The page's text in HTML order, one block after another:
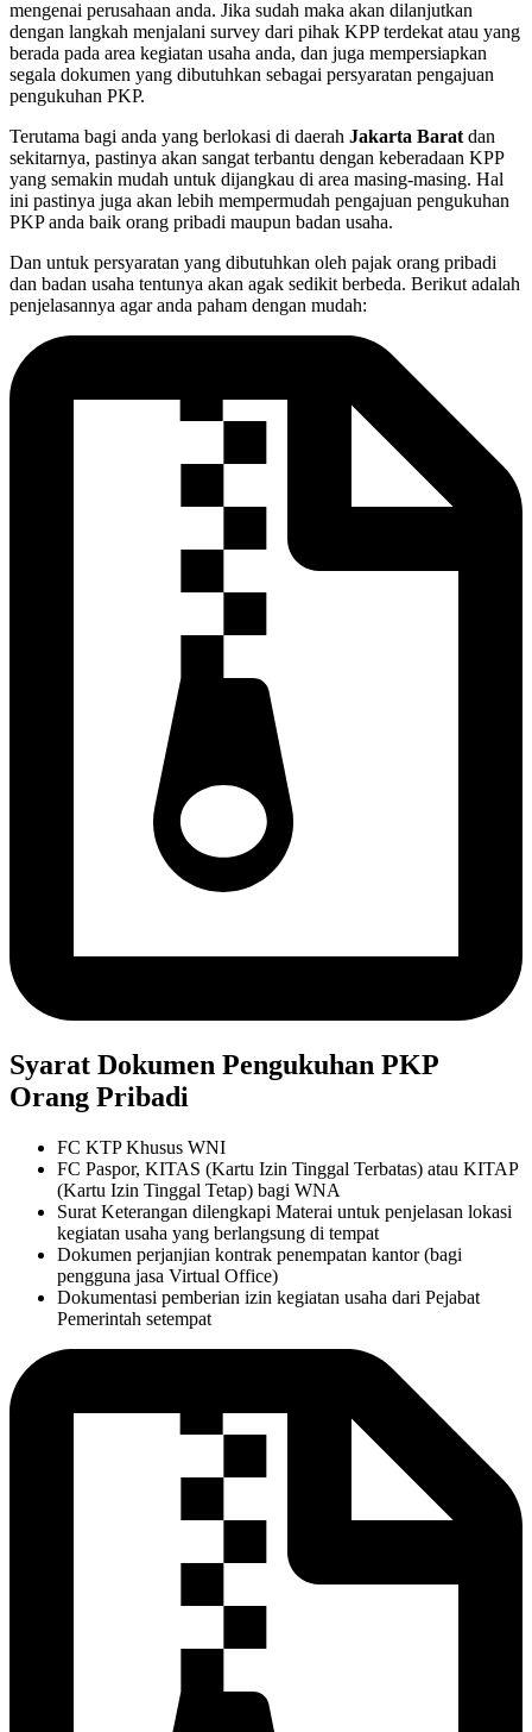
mengenai perusahaan anda. Jika sudah maka akan dilanjutkan
dengan langkah menjalani survey dari pihak KPP terdekat atau yang
berada pada area kegiatan usaha anda, dan juga mempersiapkan
segala dokumen yang dibutuhkan sebagai persyaratan pengajuan
pengukuhan PKP.
Terutama bagi anda yang berlokasi di daerah Jakarta Barat dan
sekitarnya, pastinya akan sangat terbantu dengan keberadaan KPP
yang semakin mudah untuk dijangkau di area masing-masing. Hal
ini pastinya juga akan lebih mempermudah pengajuan pengukuhan
PKP anda baik orang pribadi maupun badan usaha.
Dan untuk persyaratan yang dibutuhkan oleh pajak orang pribadi
dan badan usaha tentunya akan agak sedikit berbeda. Berikut adalah
penjelasannya agar anda paham dengan mudah:
Syarat Dokumen Pengukuhan PKP
Orang Pribadi
FC KTP Khusus WNI
FC Paspor, KITAS (Kartu Izin Tinggal Terbatas) atau KITAP
(Kartu Izin Tinggal Tetap) bagi WNA
Surat Keterangan dilengkapi Materai untuk penjelasan lokasi
kegiatan usaha yang berlangsung di tempat
Dokumen perjanjian kontrak penempatan kantor (bagi
pengguna jasa Virtual Office)
Dokumentasi pemberian izin kegiatan usaha dari Pejabat
Pemerintah setempat